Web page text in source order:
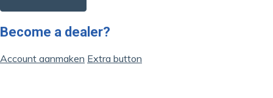
Become a dealer?
Account aanmaken Extra button